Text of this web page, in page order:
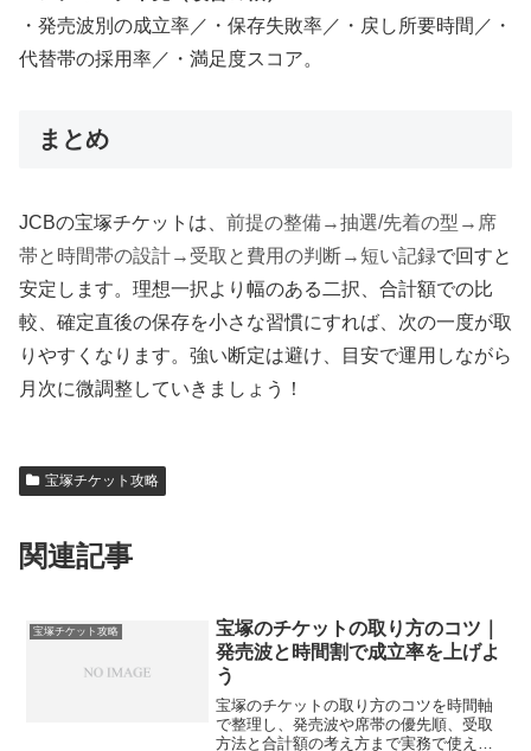
・発売波別の成立率／・保存失敗率／・戻し所要時間／・
代替帯の採用率／・満足度スコア。
まとめ
JCBの宝塚チケットは、 前提の整備→抽選/先着の型→席
帯と時間帯の設計→受取と費用の判断→短い記録で回すと
安定します。理想一択より幅のある二択、合計額での比
較、確定直後の保存を小さな習慣にすれば、次の一度が取
りやすくなります。強い断定は避け、目安で運用しながら
月次に微調整していきましょう！
宝塚チケット攻略
関連記事
宝塚チケット攻略
宝塚のチケットの取り方のコツ｜
発売波と時間割で成立率を上げよ
う
宝塚のチケットの取り方のコツを時間軸
で整理し、発売波や席帯の優先順、受取
方法と合計額の考え方まで実務で使える